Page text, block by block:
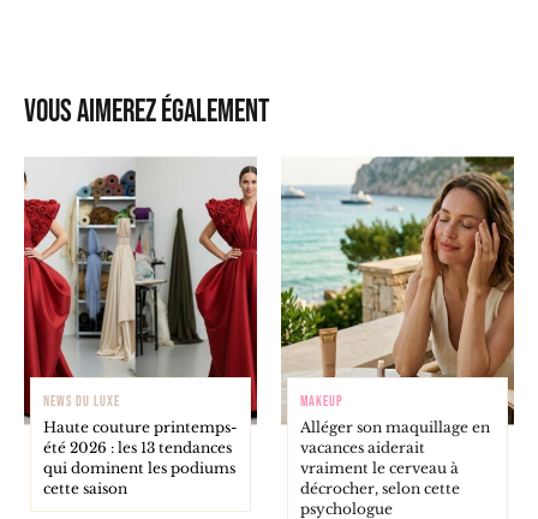
Vous aimerez également
NEWS DU LUXE
Haute couture printemps-
été 2026 : les 13 tendances
qui dominent les podiums
cette saison
MAKEUP
Alléger son maquillage en
vacances aiderait
vraiment le cerveau à
décrocher, selon cette
psychologue